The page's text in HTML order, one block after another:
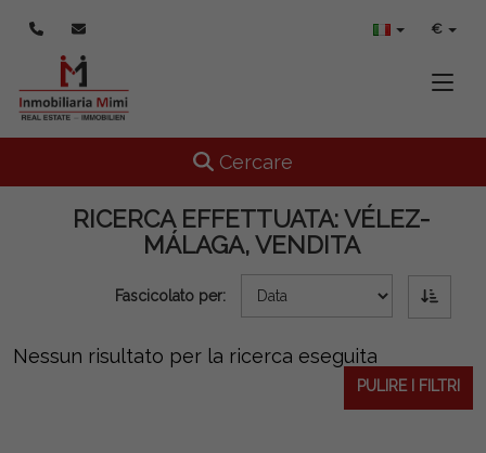
€
Toggle navigation
Cercare
RICERCA EFFETTUATA:VÉLEZ-
MÁLAGA, VENDITA
Fascicolato per:
Nessun risultato per la ricerca eseguita
PULIRE I FILTRI